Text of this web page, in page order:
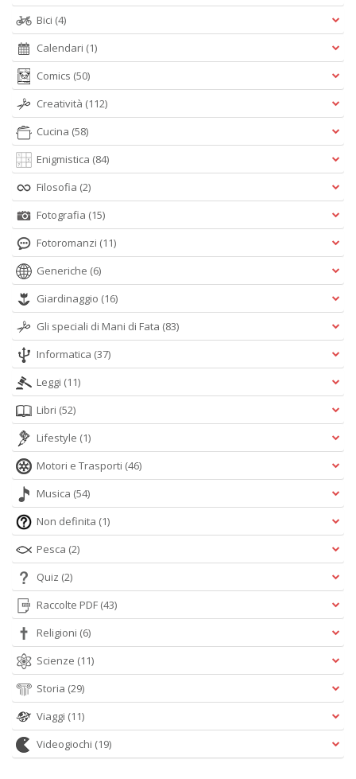
Bici (4)
Calendari (1)
Comics (50)
Creatività (112)
Cucina (58)
Enigmistica (84)
Filosofia (2)
Fotografia (15)
Fotoromanzi (11)
Generiche (6)
Giardinaggio (16)
Gli speciali di Mani di Fata (83)
Informatica (37)
Leggi (11)
Libri (52)
Lifestyle (1)
Motori e Trasporti (46)
Musica (54)
Non definita (1)
Pesca (2)
Quiz (2)
Raccolte PDF (43)
Religioni (6)
Scienze (11)
Storia (29)
Viaggi (11)
Videogiochi (19)